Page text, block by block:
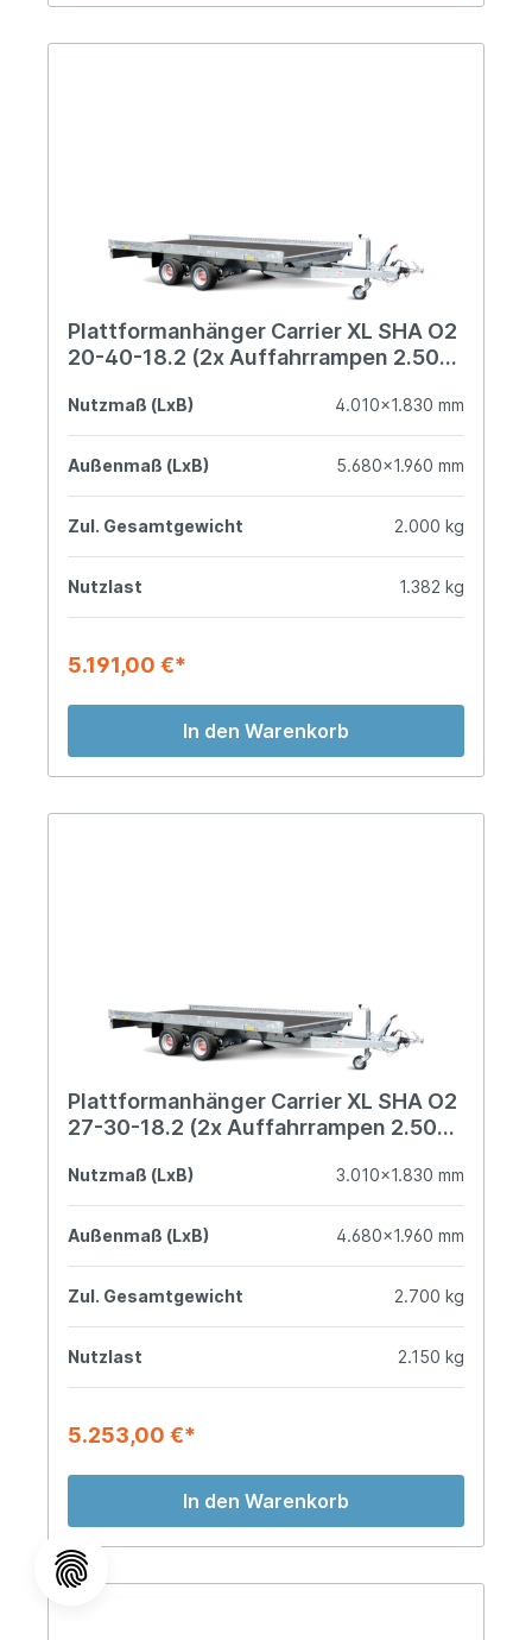
Plattformanhänger Carrier XL SHA O2
20-40-18.2 (2x Auffahrrampen 2.500
Nutzmaß (LxB) 4.010x1.830 mm
Außenmaß (LxB) 5.680x1.960 mm
Zul. Gesamtgewicht 2.000 kg
Nutzlast 1.382 kg
5.191,00 €*
In den Warenkorb
Plattformanhänger Carrier XL SHA O2
27-30-18.2 (2x Auffahrrampen 2.500
Nutzmaß (LxB) 3.010x1.830 mm
Außenmaß (LxB) 4.680x1.960 mm
Zul. Gesamtgewicht 2.700 kg
Nutzlast 2.150 kg
5.253,00 €*
In den Warenkorb